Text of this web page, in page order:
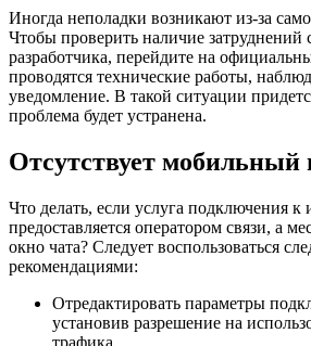
Иногда неполадки возникают из-за
Чтобы проверить наличие затруднений
разработчика, перейдите на
проводятся технические работы,
уведомление. В такой ситуации
проблема будет устранена.
Отсутствует мобильный
Что делать, если услуга подключения к
предоставляется оператором связи, а
окно чата? Следует воспользоваться
рекомендациями:
Отредактировать параметры
установив разрешение на